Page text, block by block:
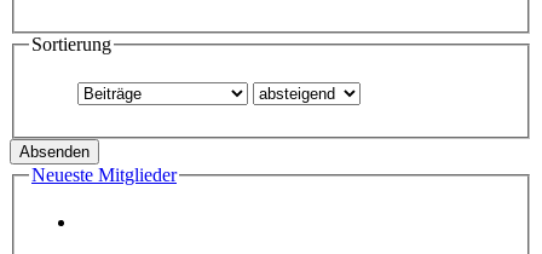
Sortierung
Neueste Mitglieder